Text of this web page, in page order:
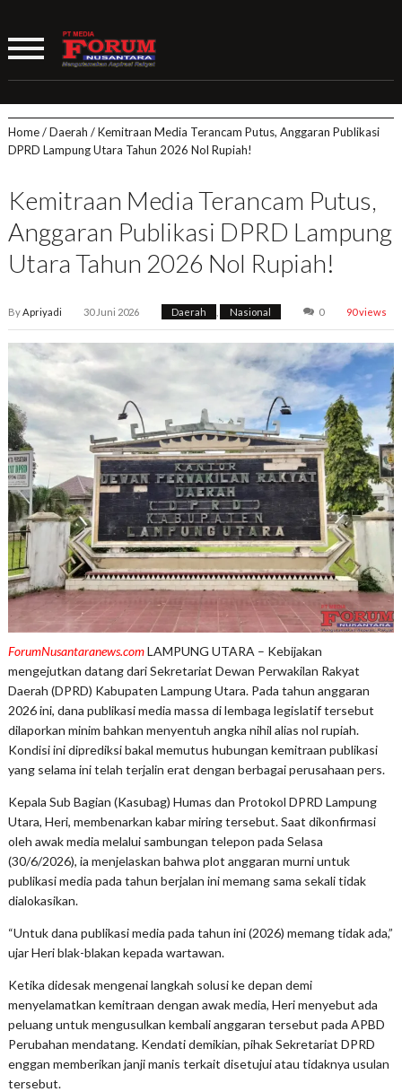
Home/Daerah /Kemitraan Media Terancam Putus, Anggaran Publikasi
DPRD Lampung Utara Tahun 2026 Nol Rupiah!
Kemitraan Media Terancam Putus,
Anggaran Publikasi DPRD Lampung
Utara Tahun 2026 Nol Rupiah!
ByApriyadi 30 Juni 2026 Daerah Nasional 0 90 views
ForumNusantaranews.comLAMPUNG UTARA – Kebijakan
mengejutkan datang dari Sekretariat Dewan Perwakilan Rakyat
Daerah (DPRD) Kabupaten Lampung Utara. Pada tahun anggaran
2026 ini, dana publikasi media massa di lembaga legislatif tersebut
dilaporkan minim bahkan menyentuh angka nihil alias nol rupiah.
Kondisi ini diprediksi bakal memutus hubungan kemitraan publikasi
yang selama ini telah terjalin erat dengan berbagai perusahaan pers.
Kepala Sub Bagian (Kasubag) Humas dan Protokol DPRD Lampung
Utara, Heri, membenarkan kabar miring tersebut. Saat dikonfirmasi
oleh awak media melalui sambungan telepon pada Selasa
(30/6/2026), ia menjelaskan bahwa plot anggaran murni untuk
publikasi media pada tahun berjalan ini memang sama sekali tidak
dialokasikan.
“Untuk dana publikasi media pada tahun ini (2026) memang tidak ada,”
ujar Heri blak-blakan kepada wartawan.
Ketika didesak mengenai langkah solusi ke depan demi
menyelamatkan kemitraan dengan awak media, Heri menyebut ada
peluang untuk mengusulkan kembali anggaran tersebut pada APBD
Perubahan mendatang. Kendati demikian, pihak Sekretariat DPRD
enggan memberikan janji manis terkait disetujui atau tidaknya usulan
tersebut.